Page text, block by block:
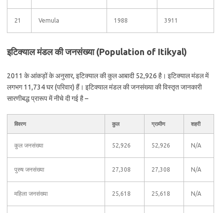
21 Vemula 1988 3911
इटिक्याल मंडल की जनसंख्या (Population of Itikyal)
2011 के आंकड़ों के अनुसार, इटिक्याल की कुल आबादी 52,926 है। इटिक्याल मंडल में
लगभग 11,734 घर (परिवार) हैं। इटिक्याल मंडल की जनसंख्या की विस्तृत जानकारी
सारणीबद्ध प्रारूप में नीचे दी गई है –
विवरण कुल ग्रामीण शहरी
कुल जनसंख्या 52,926 52,926 N/A
पुरुष जनसंख्या 27,308 27,308 N/A
महिला जनसंख्या 25,618 25,618 N/A